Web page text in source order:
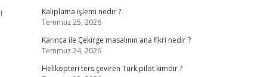
Kalıplama işlemi nedir ?
Temmuz 25, 2026
Karınca ile Çekirge masalının ana fikri nedir ?
Temmuz 24, 2026
Helikopteri ters çeviren Türk pilot kimdir ?